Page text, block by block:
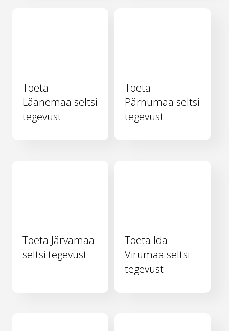
Toeta
Läänemaa seltsi
tegevust
Toeta
Pärnumaa seltsi
tegevust
Toeta Järvamaa
seltsi tegevust
Toeta Ida-
Virumaa seltsi
tegevust